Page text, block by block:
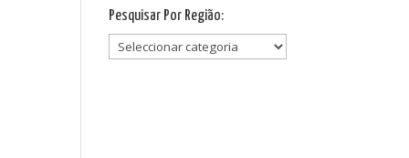
Pesquisar Por Região:
Pesquisar
Por